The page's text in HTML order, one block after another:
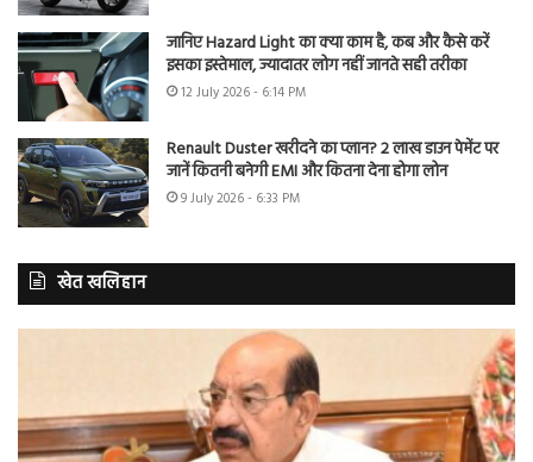
जानिए Hazard Light का क्या काम है, कब और कैसे करें
इसका इस्तेमाल, ज्यादातर लोग नहीं जानते सही तरीका
12 July 2026 - 6:14 PM
Renault Duster खरीदने का प्लान? 2 लाख डाउन पेमेंट पर
जानें कितनी बनेगी EMI और कितना देना होगा लोन
9 July 2026 - 6:33 PM
खेत खलिहान